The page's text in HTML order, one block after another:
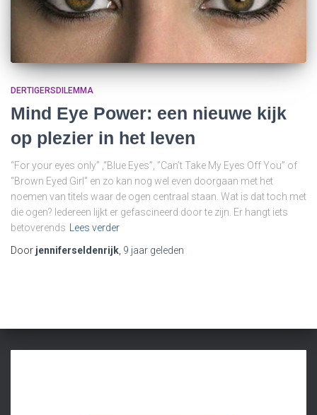
DERTIGERSDILEMMA
Mind Eye Power: een nieuwe kijk
op plezier in het leven
“For your eyes only” ,“Blue Eyes”, ”Can’t Take My Eyes Off You” of
“Brown Eyed Girl” en zo kan nog wel even doorgaan met het
noemen van titels waar de ogen centraal staan. Wat is dat toch met
die ogen? Iedereen lijkt er gefascineerd door te zijn. Er hangt iets
betoverends
Lees verder
Door jenniferseldenrijk 9 jaar geleden